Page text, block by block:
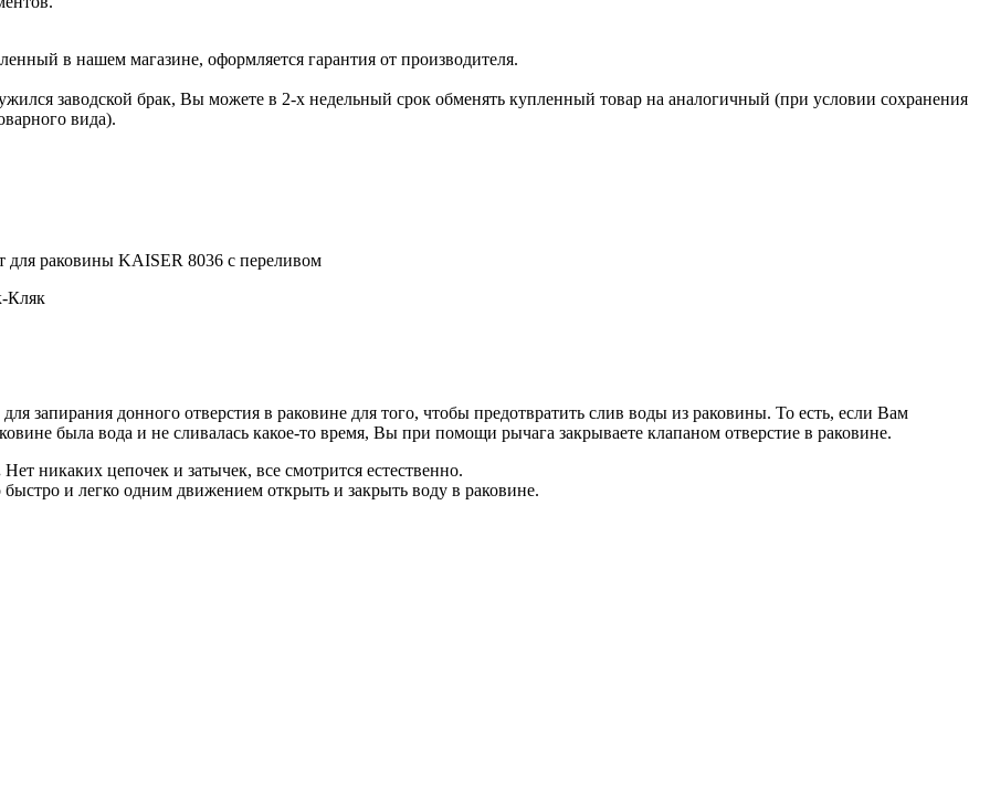
в нашем магазине, оформляется гарантия от производителя.
заводской брак, Вы можете в 2-х недельный срок обменять купленный товар на аналогичный (при условии сохранения
вида).
для раковины KАISER 8036 с переливом
Кляк
запирания донного отверстия в раковине для того, чтобы предотвратить слив воды из раковины. То есть, если Вам
была вода и не сливалась какое-то время, Вы при помощи рычага закрываете клапаном отверстие в раковине.
Нет никаких цепочек и затычек, все смотрится естественно.
и легко одним движением открыть и закрыть воду в раковине.